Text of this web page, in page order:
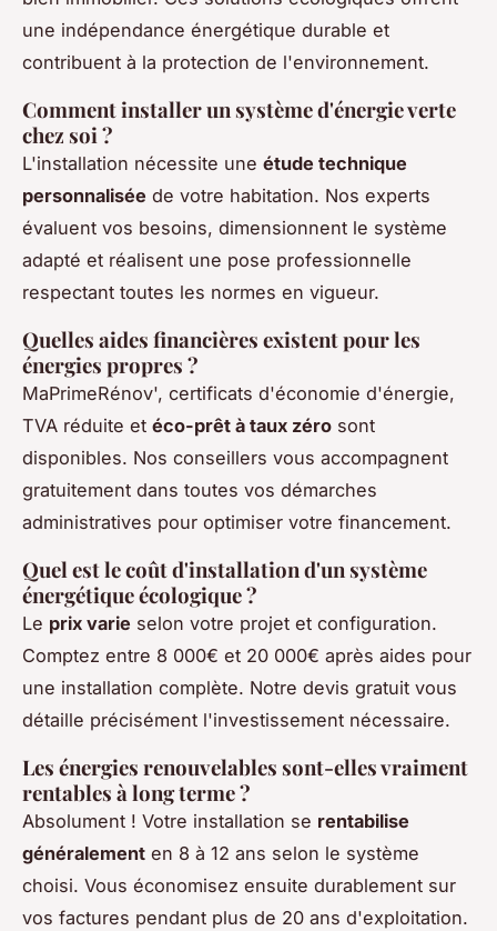
une indépendance énergétique durable et
contribuent à la protection de l'environnement.
Comment installer un système d'énergie verte
chez soi ?
L'installation nécessite une étude technique
personnalisée de votre habitation. Nos experts
évaluent vos besoins, dimensionnent le système
adapté et réalisent une pose professionnelle
respectant toutes les normes en vigueur.
Quelles aides financières existent pour les
énergies propres ?
MaPrimeRénov', certificats d'économie d'énergie,
TVA réduite et éco-prêt à taux zéro sont
disponibles. Nos conseillers vous accompagnent
gratuitement dans toutes vos démarches
administratives pour optimiser votre financement.
Quel est le coût d'installation d'un système
énergétique écologique ?
Le prix varie selon votre projet et configuration.
Comptez entre 8 000€ et 20 000€ après aides pour
une installation complète. Notre devis gratuit vous
détaille précisément l'investissement nécessaire.
Les énergies renouvelables sont-elles vraiment
rentables à long terme ?
Absolument ! Votre installation se rentabilise
généralement en 8 à 12 ans selon le système
choisi. Vous économisez ensuite durablement sur
vos factures pendant plus de 20 ans d'exploitation.